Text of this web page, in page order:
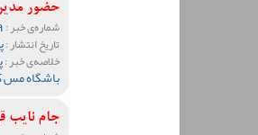
حضور
شماره‌ی خبر :
تاریخ انتشار :
خلاصه‌ی خبر :
باشگاه مس
جام نایب